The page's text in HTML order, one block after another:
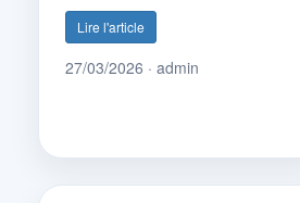
Lire l'article
27/03/2026 · admin